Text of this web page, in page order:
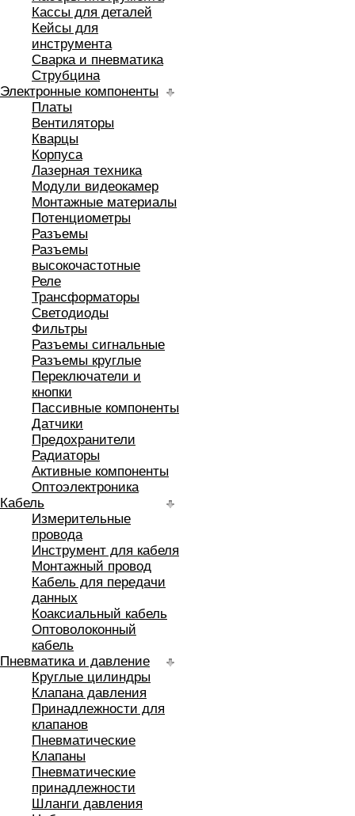
Кассы для деталей
Кейсы для
инструмента
Сварка и пневматика
Струбцина
Электронные компоненты
Платы
Вентиляторы
Кварцы
Корпуса
Лазерная техника
Модули видеокамер
Монтажные материалы
Потенциометры
Разъемы
Разъемы
высокочастотные
Реле
Трансформаторы
Светодиоды
Фильтры
Разъемы сигнальные
Разъемы круглые
Переключатели и
кнопки
Пассивные компоненты
Датчики
Предохранители
Радиаторы
Активные компоненты
Оптоэлектроника
Кабель
Измерительные
провода
Инструмент для кабеля
Монтажный провод
Кабель для передачи
данных
Коаксиальный кабель
Оптоволоконный
кабель
Пневматика и давление
Круглые цилиндры
Клапана давления
Принадлежности для
клапанов
Пневматические
Клапаны
Пневматические
принадлежности
Шланги давления